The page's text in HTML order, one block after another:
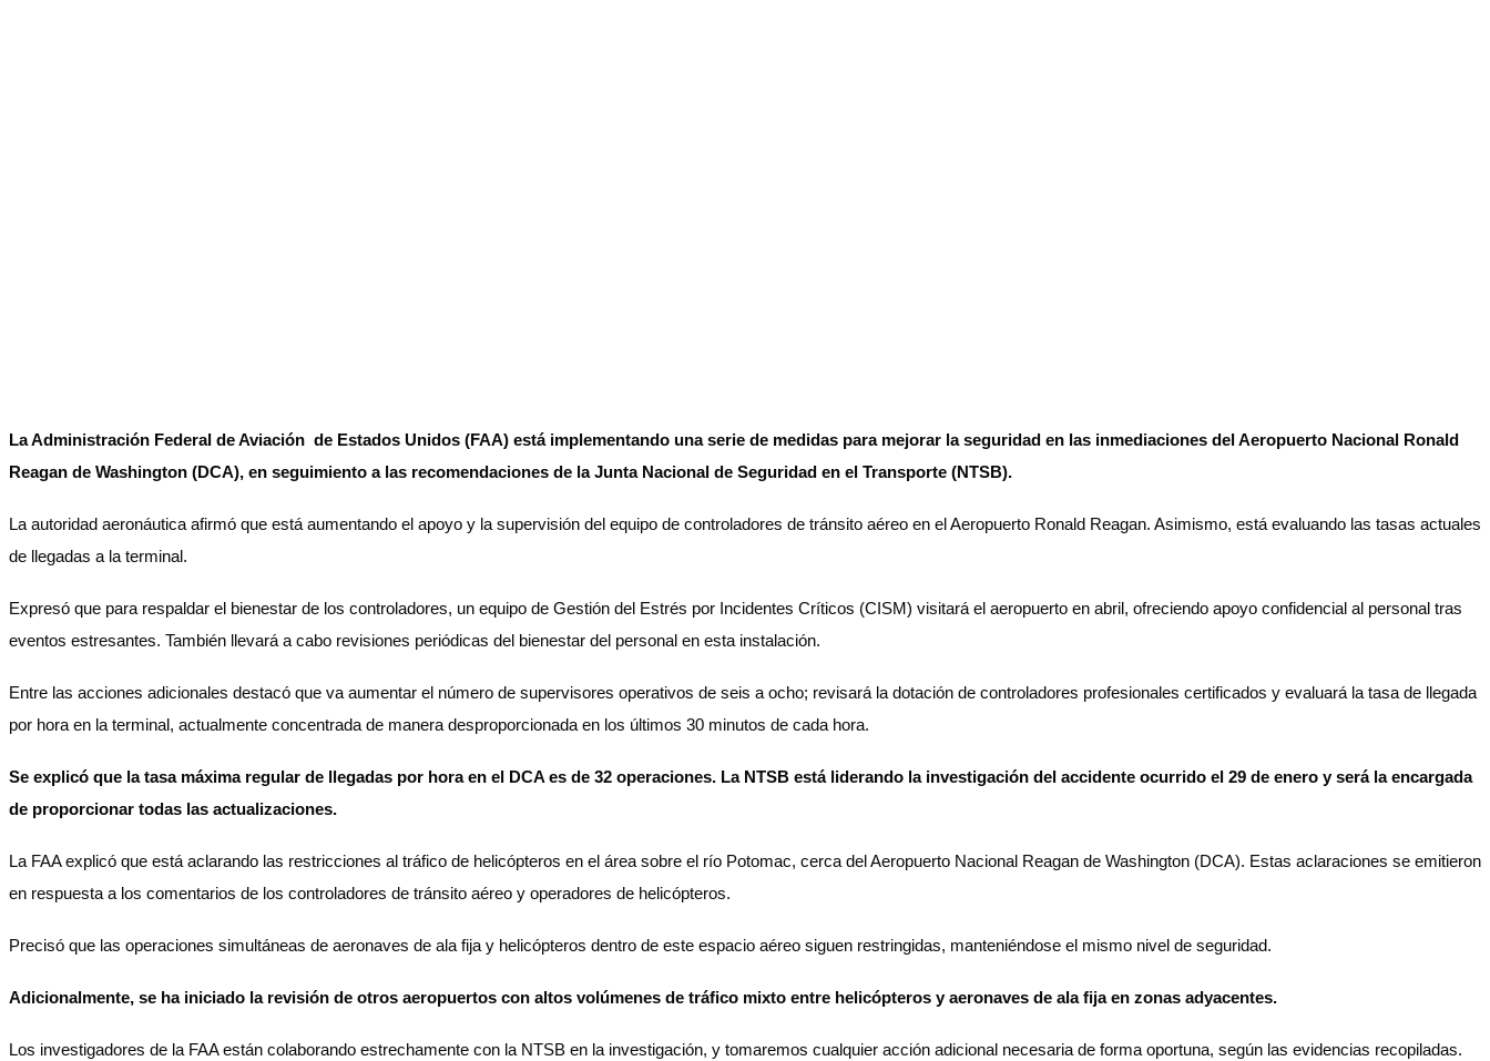
La Administración Federal de Aviación de Estados Unidos (FAA) está implementando una serie de medidas para mejorar la seguridad en las inmediaciones del Aeropuerto Nacional Ronald
Reagan de Washington (DCA), en seguimiento a las recomendaciones de la Junta Nacional de Seguridad en el Transporte (NTSB).
La autoridad aeronáutica afirmó que está aumentando el apoyo y la supervisión del equipo de controladores de tránsito aéreo en el Aeropuerto Ronald Reagan. Asimismo, está evaluando las tasas actuales
de llegadas a la terminal.
Expresó que para respaldar el bienestar de los controladores, un equipo de Gestión del Estrés por Incidentes Críticos (CISM) visitará el aeropuerto en abril, ofreciendo apoyo confidencial al personal tras
eventos estresantes. También llevará a cabo revisiones periódicas del bienestar del personal en esta instalación.
Entre las acciones adicionales destacó que va aumentar el número de supervisores operativos de seis a ocho; revisará la dotación de controladores profesionales certificados y evaluará la tasa de llegada
por hora en la terminal, actualmente concentrada de manera desproporcionada en los últimos 30 minutos de cada hora.
Se explicó que la tasa máxima regular de llegadas por hora en el DCA es de 32 operaciones. La NTSB está liderando la investigación del accidente ocurrido el 29 de enero y será la encargada
de proporcionar todas las actualizaciones.
La FAA explicó que está aclarando las restricciones al tráfico de helicópteros en el área sobre el río Potomac, cerca del Aeropuerto Nacional Reagan de Washington (DCA). Estas aclaraciones se emitieron
en respuesta a los comentarios de los controladores de tránsito aéreo y operadores de helicópteros.
Precisó que las operaciones simultáneas de aeronaves de ala fija y helicópteros dentro de este espacio aéreo siguen restringidas, manteniéndose el mismo nivel de seguridad.
Adicionalmente, se ha iniciado la revisión de otros aeropuertos con altos volúmenes de tráfico mixto entre helicópteros y aeronaves de ala fija en zonas adyacentes.
Los investigadores de la FAA están colaborando estrechamente con la NTSB en la investigación, y tomaremos cualquier acción adicional necesaria de forma oportuna, según las evidencias recopiladas.